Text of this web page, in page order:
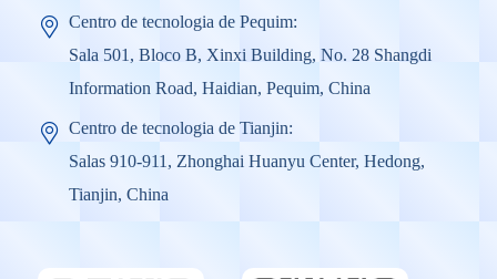
Centro de tecnologia de Pequim:
Sala 501, Bloco B, Xinxi Building, No. 28 Shangdi
Information Road, Haidian, Pequim, China
Centro de tecnologia de Tianjin:
Salas 910-911, Zhonghai Huanyu Center, Hedong,
Tianjin, China